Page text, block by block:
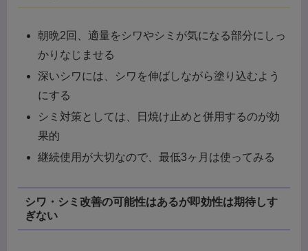
朝晩2回、適量をシワやシミが気になる部分にしっ
かりなじませる
深いシワには、シワを伸ばしながら塗り込むよう
にする
シミ対策としては、日焼け止めと併用するのが効
果的
継続使用が大切なので、最低3ヶ月は使ってみる
シワ・シミ改善の可能性はあるが即効性は期待しす
ぎない